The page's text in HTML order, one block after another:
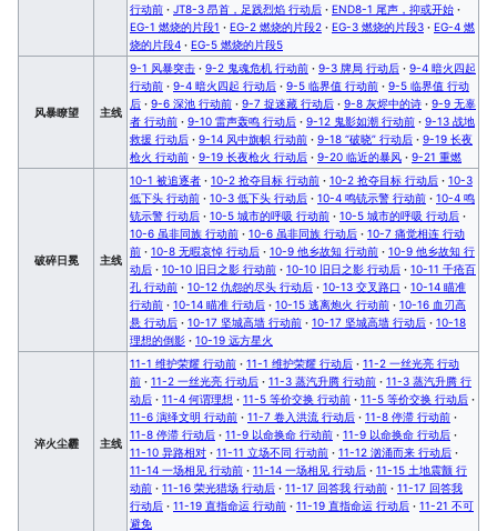
行动前 · JT8-3 昂首，足践烈焰 行动后 · END8-1 尾声，抑或开始 ·
EG-1 燃烧的片段1 · EG-2 燃烧的片段2 · EG-3 燃烧的片段3 · EG-4 燃
烧的片段4 · EG-5 燃烧的片段5
风暴瞭望 主线
9-1 风暴突击 · 9-2 鬼魂危机 行动前 · 9-3 牌局 行动后 · 9-4 暗火四起
行动前 · 9-4 暗火四起 行动后 · 9-5 临界值 行动前 · 9-5 临界值 行动
后 · 9-6 深池 行动前 · 9-7 捉迷藏 行动后 · 9-8 灰烬中的诗 · 9-9 无辜
者 行动前 · 9-10 雷声轰鸣 行动后 · 9-12 鬼影如潮 行动前 · 9-13 战地
救援 行动后 · 9-14 风中旗帜 行动前 · 9-18 “破晓” 行动后 · 9-19 长夜
枪火 行动前 · 9-19 长夜枪火 行动后 · 9-20 临近的暴风 · 9-21 重燃
破碎日冕 主线
10-1 被追逐者 · 10-2 抢夺目标 行动前 · 10-2 抢夺目标 行动后 · 10-3
低下头 行动前 · 10-3 低下头 行动后 · 10-4 鸣铳示警 行动前 · 10-4 鸣
铳示警 行动后 · 10-5 城市的呼吸 行动前 · 10-5 城市的呼吸 行动后 ·
10-6 虽非同族 行动前 · 10-6 虽非同族 行动后 · 10-7 痛觉相连 行动
前 · 10-8 无暇哀悼 行动后 · 10-9 他乡故知 行动前 · 10-9 他乡故知 行
动后 · 10-10 旧日之影 行动前 · 10-10 旧日之影 行动后 · 10-11 千疮百
孔 行动前 · 10-12 仇怨的尽头 行动后 · 10-13 交叉路口 · 10-14 瞄准
行动前 · 10-14 瞄准 行动后 · 10-15 逃离炮火 行动前 · 10-16 血刃高
悬 行动后 · 10-17 坚城高墙 行动前 · 10-17 坚城高墙 行动后 · 10-18
理想的倒影 · 10-19 远方星火
淬火尘霾 主线
11-1 维护荣耀 行动前 · 11-1 维护荣耀 行动后 · 11-2 一丝光亮 行动
前 · 11-2 一丝光亮 行动后 · 11-3 蒸汽升腾 行动前 · 11-3 蒸汽升腾 行
动后 · 11-4 何谓理想 · 11-5 等价交换 行动前 · 11-5 等价交换 行动后 ·
11-6 演绎文明 行动前 · 11-7 卷入洪流 行动后 · 11-8 停滞 行动前 ·
11-8 停滞 行动后 · 11-9 以命换命 行动前 · 11-9 以命换命 行动后 ·
11-10 异路相对 · 11-11 立场不同 行动前 · 11-12 汹涌而来 行动后 ·
11-14 一场相见 行动前 · 11-14 一场相见 行动后 · 11-15 土地震颤 行
动前 · 11-16 荣光猎场 行动后 · 11-17 回答我 行动前 · 11-17 回答我
行动后 · 11-19 直指命运 行动前 · 11-19 直指命运 行动后 · 11-21 不可
避免